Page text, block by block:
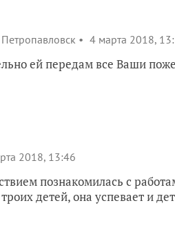
Петропавловск 4 марта 2018,
ей передам все Ваши
2018, 13:46
познакомилась с
детей, она успевает и